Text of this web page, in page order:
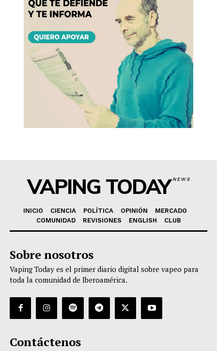
VAPING TODAYNEWS
INICIO CIENCIA POLÍTICA OPINIÓN
MERCADO
COMUNIDAD
REVISIONES ENGLISH CLUB
Sobre nosotros
Vaping Today es el primer diario digital sobre vapeo para
toda la comunidad de Iberoamérica.
Contáctenos